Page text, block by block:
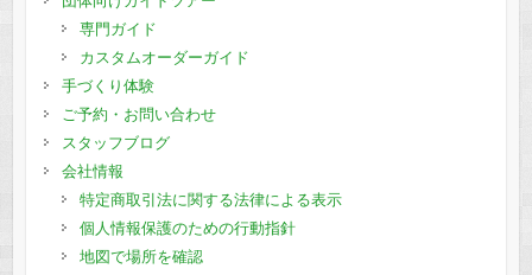
専門ガイド
カスタムオーダーガイド
手づくり体験
ご予約・お問い合わせ
スタッフブログ
会社情報
特定商取引法に関する法律による表示
個人情報保護のための行動指針
地図で場所を確認